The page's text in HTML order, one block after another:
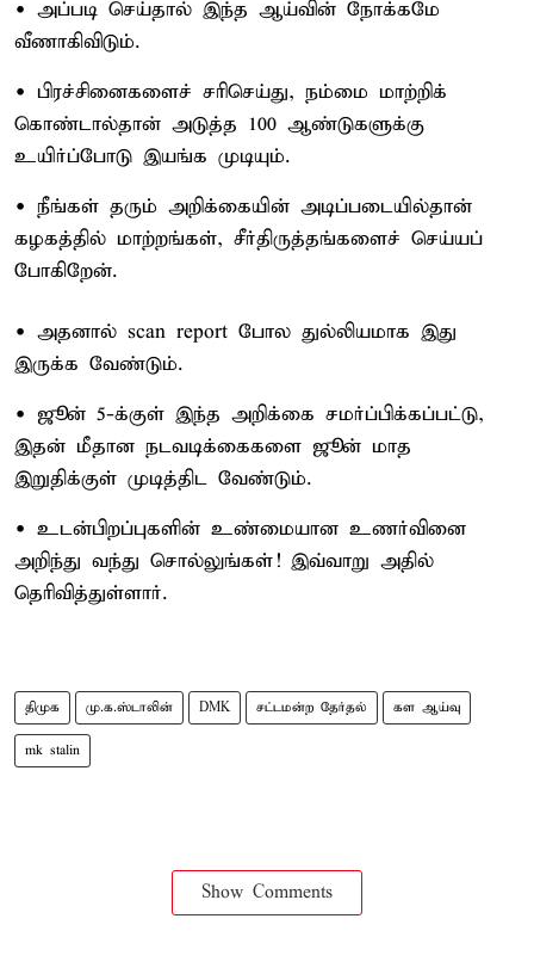
• அப்படி செய்தால் இந்த ஆய்வின் நோக்கமே
வீணாகிவிடும்.
• பிரச்சினைகளைச் சரிசெய்து, நம்மை மாற்றிக்
கொண்டால்தான் அடுத்த 100 ஆண்டுகளுக்கு
உயிர்ப்போடு இயங்க முடியும்.
• நீங்கள் தரும் அறிக்கையின் அடிப்படையில்தான்
கழகத்தில் மாற்றங்கள், சீர்திருத்தங்களைச் செய்யப்
போகிறேன்.
• அதனால் scan report போல துல்லியமாக இது
இருக்க வேண்டும்.
• ஜூன் 5-க்குள் இந்த அறிக்கை சமர்ப்பிக்கப்பட்டு,
இதன் மீதான நடவடிக்கைகளை ஜூன் மாத
இறுதிக்குள் முடித்திட வேண்டும்.
• உடன்பிறப்புகளின் உண்மையான உணர்வினை
அறிந்து வந்து சொல்லுங்கள்! இவ்வாறு அதில்
தெரிவித்துள்ளார்.
திமுக மு.க.ஸ்டாலின் DMK சட்டமன்ற தேர்தல் கள ஆய்வு
mk stalin
Show Comments